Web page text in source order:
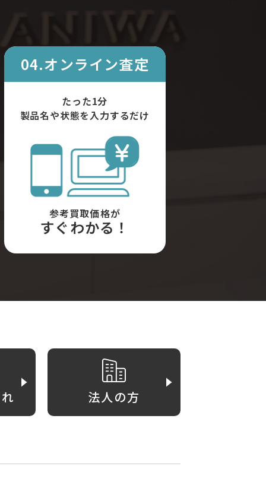
04.オンライン査定
たった1分
製品名や状態を入力するだけ
参考買取価格が
すぐわかる！
法人の方